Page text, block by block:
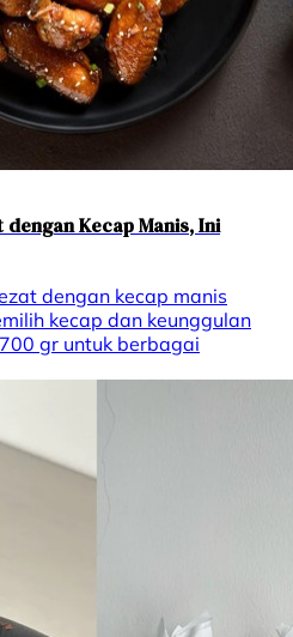
Kecap Manis, Ini
dengan kecap manis
kecap dan keunggulan
gr untuk berbagai